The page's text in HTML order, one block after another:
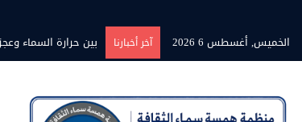
الخميس, أغسطس 6 2026
آخر أخبارنا بين حرارة السماء